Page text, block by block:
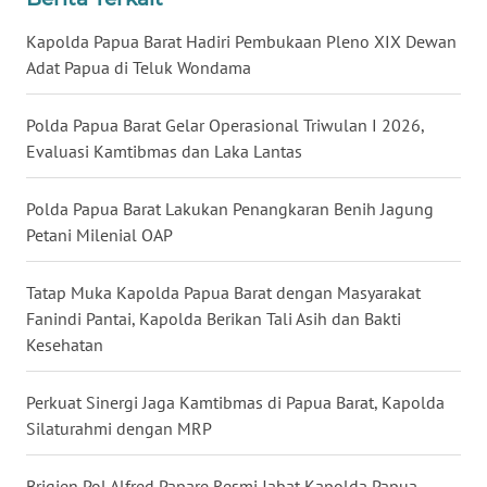
Kapolda Papua Barat Hadiri Pembukaan Pleno XIX Dewan
Adat Papua di Teluk Wondama
Polda Papua Barat Gelar Operasional Triwulan I 2026,
Evaluasi Kamtibmas dan Laka Lantas
Polda Papua Barat Lakukan Penangkaran Benih Jagung
Petani Milenial OAP
Tatap Muka Kapolda Papua Barat dengan Masyarakat
Fanindi Pantai, Kapolda Berikan Tali Asih dan Bakti
Kesehatan
Perkuat Sinergi Jaga Kamtibmas di Papua Barat, Kapolda
Silaturahmi dengan MRP
WN
KALTARA
WN
KALSEL
WN
KALTIM
SULSEL